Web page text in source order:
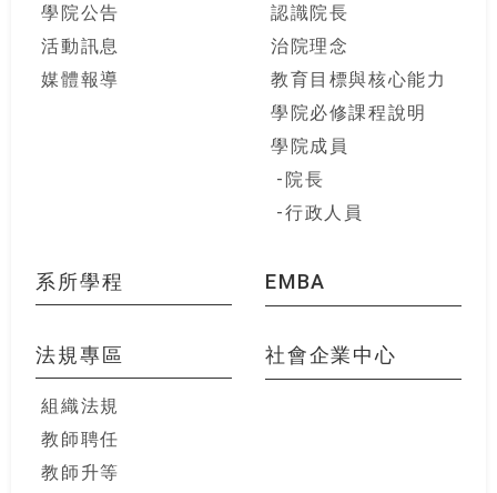
學院公告
活動訊息
媒體報導
認識院長
治院理念
教育目標與核心能力
學院必修課程說明
學院成員
院長
行政人員
系所學程 EMBA
法規專區
組織法規
教師聘任
教師升等
社會企業中心